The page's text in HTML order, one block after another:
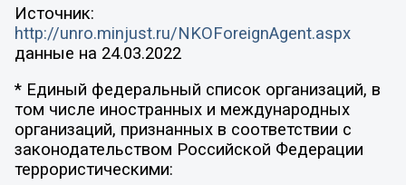
Источник:
http://unro.minjust.ru/NKOForeignAgent.aspx
данные на 24.03.2022
* Единый федеральный список организаций, в
том числе иностранных и международных
организаций, признанных в соответствии с
законодательством Российской Федерации
террористическими: